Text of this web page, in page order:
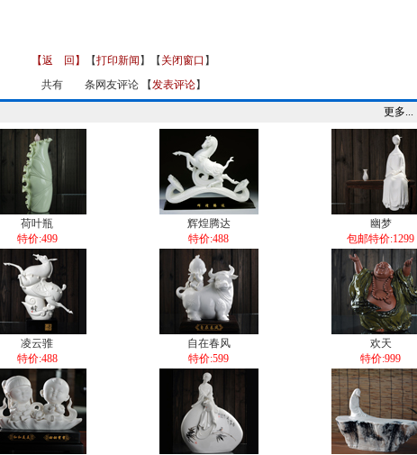
【返 回】 【打印新闻 】【 关闭窗口 】
共有
条网友评论 【发表评论】
更多...
荷叶瓶
特价:499
辉煌腾达
特价:488
幽梦
包邮特价:1299
凌云骓
特价:488
自在春风
特价:599
欢天
特价:999